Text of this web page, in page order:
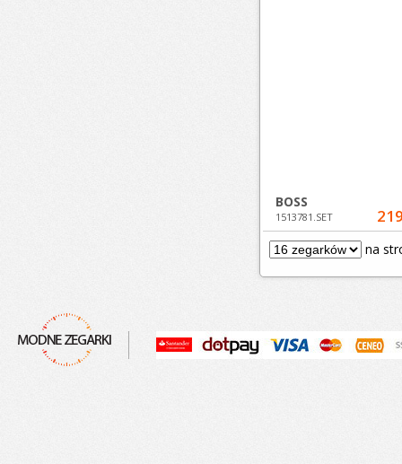
BOSS
1513781.SET
na